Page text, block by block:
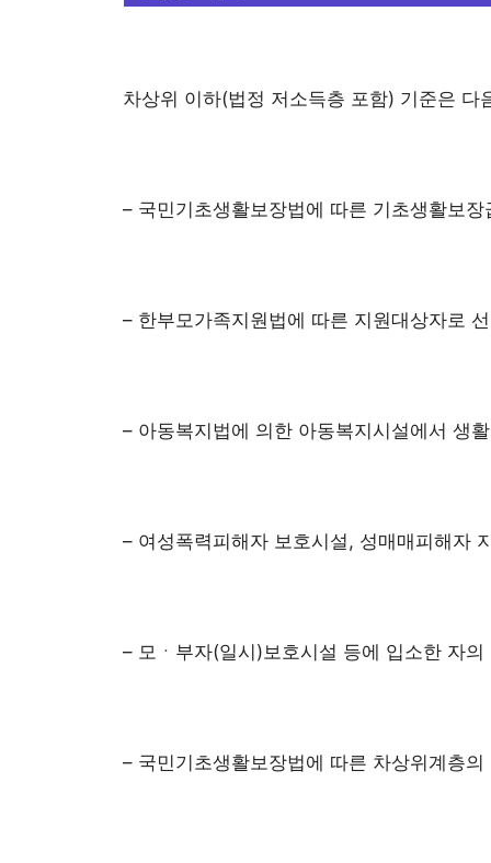
차상위 이하(법정 저소득층 포함) 기준은 다
– 국민기초생활보장법에 따른 기초생활보장
– 한부모가족지원법에 따른 지원대상자로
– 아동복지법에 의한 아동복지시설에서 생
– 여성폭력피해자 보호시설, 성매매피해자
– 모ㆍ부자(일시)보호시설 등에 입소한 자의
– 국민기초생활보장법에 따른 차상위계층의